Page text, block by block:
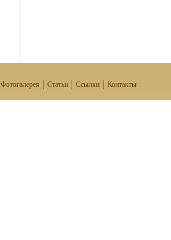
Фотогалерея Статьи Ссылки Контакты